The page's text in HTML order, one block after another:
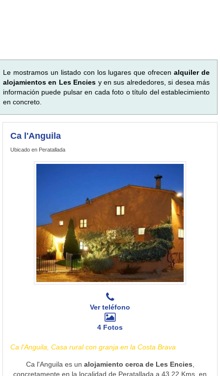
Le mostramos un listado con los lugares que ofrecenalquiler de
alojamientos en Les Encies y en sus alrededores, si desea más
información puede pulsar en cada foto o título del establecimiento
en concreto.
Ca l'Anguila
Ubicado en Peratallada
Ver teléfono
4 Fotos
Ca l'Anguila, Casa rural con granja en la Costa Brava
Ca l'Anguila es un alojamiento cerca de Les Encies
concretamente en la localidad de Peratallada a 43.22 Kms. en